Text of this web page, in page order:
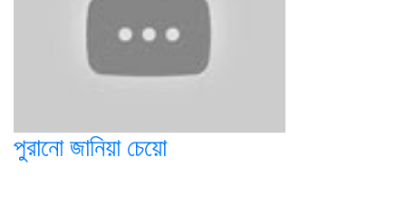
পুরানো জানিয়া চেয়ো